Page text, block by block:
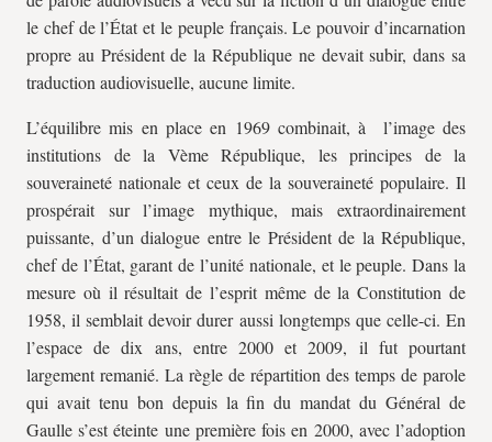
le chef de l’État et le peuple français. Le pouvoir d’incarnation
propre au Président de la République ne devait subir, dans sa
traduction audiovisuelle, aucune limite.
L’équilibre mis en place en 1969 combinait, à l’image des
institutions de la Vème République, les principes de la
souveraineté nationale et ceux de la souveraineté populaire. Il
prospérait sur l’image mythique, mais extraordinairement
puissante, d’un dialogue entre le Président de la République,
chef de l’État, garant de l’unité nationale, et le peuple. Dans la
mesure où il résultait de l’esprit même de la Constitution de
1958, il semblait devoir durer aussi longtemps que celle-ci. En
l’espace de dix ans, entre 2000 et 2009, il fut pourtant
largement remanié. La règle de répartition des temps de parole
qui avait tenu bon depuis la fin du mandat du Général de
Gaulle s’est éteinte une première fois en 2000, avec l’adoption